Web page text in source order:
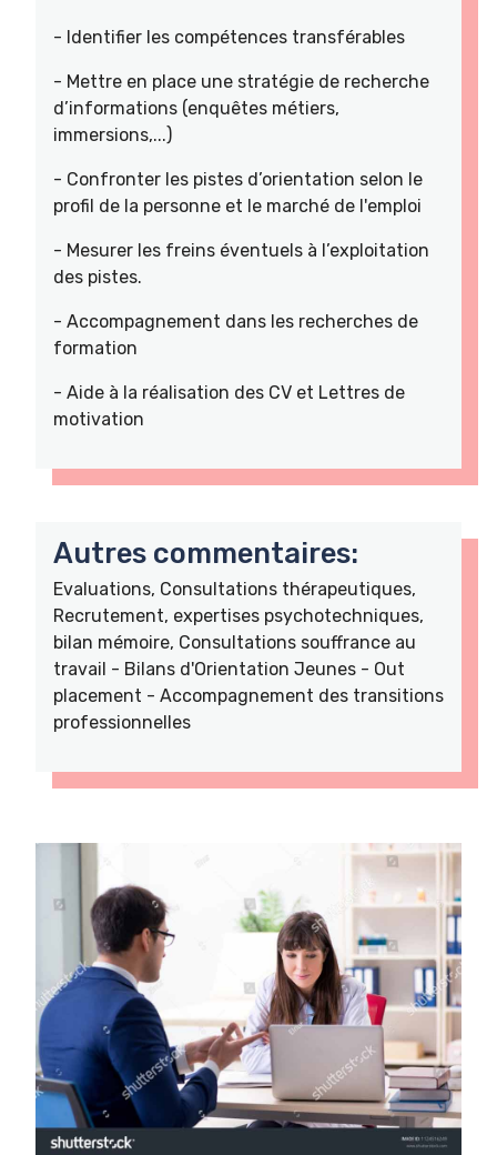
- Identifier les compétences transférables
- Mettre en place une stratégie de recherche
d’informations (enquêtes métiers,
immersions,...)
- Confronter les pistes d’orientation selon le
profil de la personne et le marché de l'emploi
- Mesurer les freins éventuels à l’exploitation
des pistes.
- Accompagnement dans les recherches de
formation
- Aide à la réalisation des CV et Lettres de
motivation
Autres commentaires:
Evaluations, Consultations thérapeutiques,
Recrutement, expertises psychotechniques,
bilan mémoire, Consultations souffrance au
travail - Bilans d'Orientation Jeunes - Out
placement - Accompagnement des transitions
professionnelles